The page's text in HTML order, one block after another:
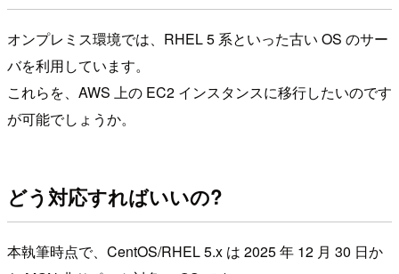
オンプレミス環境では、RHEL 5 系といった古い OS のサー
バを利用しています。
これらを、AWS 上の EC2 インスタンスに移行したいのです
が可能でしょうか。
どう対応すればいいの?
本執筆時点で、CentOS/RHEL 5.x は 2025 年 12 月 30 日か